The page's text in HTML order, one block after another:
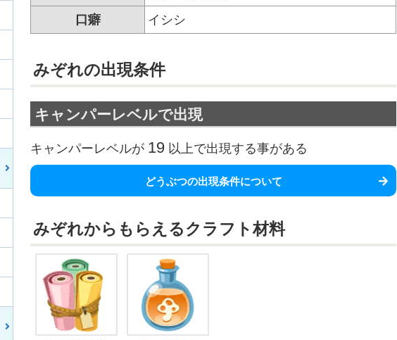
口癖
イシシ
みぞれの出現条件
キャンパーレベルで出現
キャンパーレベルが 19 以上で出現する事がある
どうぶつの出現条件について
みぞれから もらえるクラフト材料